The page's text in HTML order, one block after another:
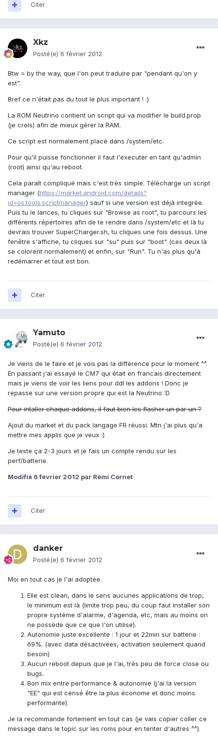
Citer
Xkz
Posté(e) 6 février 2012
Btw = by the way, que l'on peut traduire par "pendant qu'on y
est".
Bref ce n'était pas du tout le plus important ! :)
La ROM Neutrino contient un script qui va modifier le build.prop
(je crois) afin de mieux gérer la RAM.
Ce script est normalement placé dans /system/etc.
Pour qu'il puisse fonctionner il faut l'executer en tant qu'admin
(root) ainsi qu'au reboot.
Cela paraît compliqué mais c'est très simple. Télécharge un script
manager (https://market.android.com/details?
id=os.tools.scriptmanager) sauf si une version est déjà integrée.
Puis tu le lances, tu cliques sur "Browse as root", tu parcours les
différents répertoires afin de te rendre dans /system/etc et là tu
devrais trouver SuperCharger.sh, tu cliques une fois dessus. Une
fenêtre s'affiche, tu cliques sur "su" puis sur "boot" (ces deux là
se colorent normalement) et enfin, sur "Run". Tu n'as plus qu'à
redémarrer et tout est bon.
Citer
Yamuto
Posté(e) 6 février 2012
Je viens de le faire et je vois pas la différence pour le moment ^^.
En passant j'ai essayé le CM7 qui était en francais directement
mais je viens de voir les liens pour ddl les addons ! Donc je
repasse sur une version propre qui est la Neutrino :D
Pour intaller chaque addons, il faut bien les flasher un par un ?
Ajout du market et du pack langage FR réussi. Mtn j'ai plus qu'a
mettre mes applis que je veux :)
Je teste ça 2-3 jours et je fais un compte rendu sur les
perf/batterie.
Modifié 6 février 2012 par Rémi Cornet
Citer
danker
Posté(e) 6 février 2012
Moi en tout cas je l'ai adoptée.
Elle est clean, dans le sens aucunes applications de trop,
le minimum est là (limite trop peu, du coup faut installer son
propre système d'alarme, d'agenda, etc, mais au moins on
ne possède que ce que l'on utilise).
Autonomie juste excellente : 1 jour et 22min sur batterie :
69%. (avec data désactivées, activation seulement quand
besoin)
Aucun reboot depuis que je l'ai, très peu de force close ou
bugs.
Bon mix entre performance & autonomie (j'ai la version
"EE" qui est censé être la plus économe et donc moins
performante).
Je la recommande fortement en tout cas (je vais copier coller ce
message dans le topic sur les roms pour en tenter d'autres ^^).